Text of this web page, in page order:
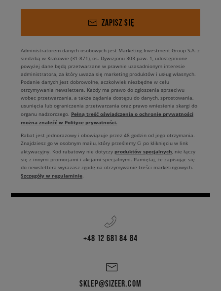
ZAPISZ SIĘ
Administratorem danych osobowych jest Marketing Investment Group S.A. z
siedzibą w Krakowie (31-871), os. Dywizjonu 303 paw. 1, udostępnione
powyżej dane będą przetwarzane w prawnie uzasadnionym interesie
administratora, za który uważa się marketing produktów i usług własnych.
Podanie danych jest dobrowolne, aczkolwiek niezbędne w celu
otrzymywania newslettera. Każdy ma prawo do zgłoszenia sprzeciwu
wobec przetwarzania, a także żądania dostępu do danych, sprostowania,
usunięcia lub ograniczenia przetwarzania oraz prawo wniesienia skargi do
organu nadzorczego. Pełną treść oświadczenia o ochronie prywatności
można znaleźć w Polityce prywatności.
Rabat jest jednorazowy i obowiązuje przez 48 godzin od jego otrzymania.
Znajdziesz go w osobnym mailu, który prześlemy Ci po kliknięciu w link
aktywacyjny. Kod rabatowy nie dotyczy produktów specjalnych, nie łączy
się z innymi promocjami i akcjami specjalnymi. Pamiętaj, że zapisując się
do newslettera wyrażasz zgodę na otrzymywanie treści marketingowych.
Szczegóły w regulaminie.
+48 12 681 84 84
SKLEP@SIZEER.COM